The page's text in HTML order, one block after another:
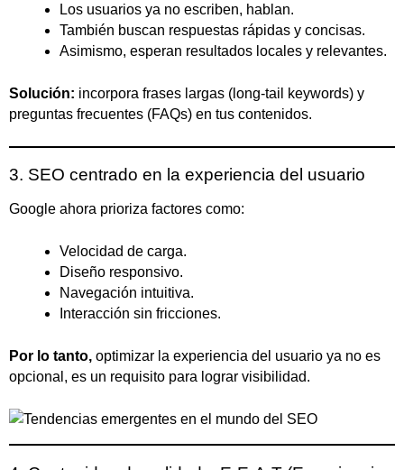
Los usuarios ya no escriben, hablan.
También buscan respuestas rápidas y concisas.
Asimismo, esperan resultados locales y relevantes.
Solución: incorpora frases largas (long-tail keywords) y
preguntas frecuentes (FAQs) en tus contenidos.
3. SEO centrado en la experiencia del usuario
Google ahora prioriza factores como:
Velocidad de carga.
Diseño responsivo.
Navegación intuitiva.
Interacción sin fricciones.
Por lo tanto, optimizar la experiencia del usuario ya no es
opcional, es un requisito para lograr visibilidad.